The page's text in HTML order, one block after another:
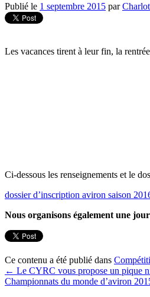
Publié le 1 septembre 2015 par
Les vacances tirent à leur fin, la
Ci-dessous les renseignements et le
dossier d’inscription aviron saison
Nous organisons également une
Ce contenu a été publié dans
← Le CYRC vous propose un pique
Championnats du monde d’aviron